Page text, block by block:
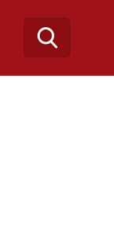
Buscar
no
blog